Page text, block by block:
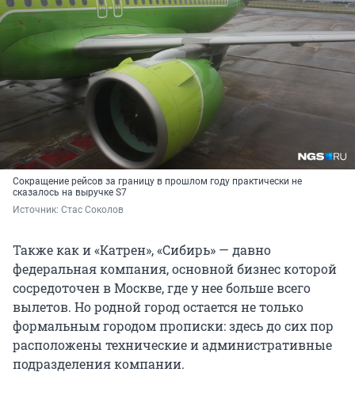
Сокращение рейсов за границу в прошлом году практически не
сказалось на выручке S7
Источник: Стас Соколов
Также как и «Катрен», «Сибирь» — давно
федеральная компания, основной бизнес которой
сосредоточен в Москве, где у нее больше всего
вылетов. Но родной город остается не только
формальным городом прописки: здесь до сих пор
расположены технические и административные
подразделения компании.